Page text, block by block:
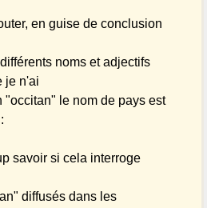
en guise de conclusion
noms et adjectifs
je n'ai
"occitan" le nom de pays est
savoir si cela interroge
diffusés dans les